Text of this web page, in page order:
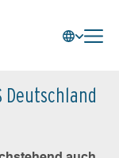
Deutschland